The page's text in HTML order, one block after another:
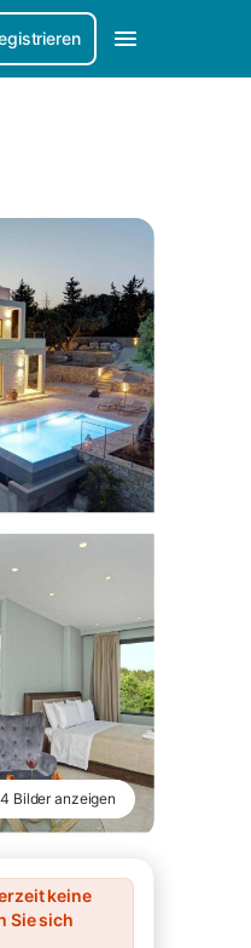
Bilderanzeigen
keine
Sie sich